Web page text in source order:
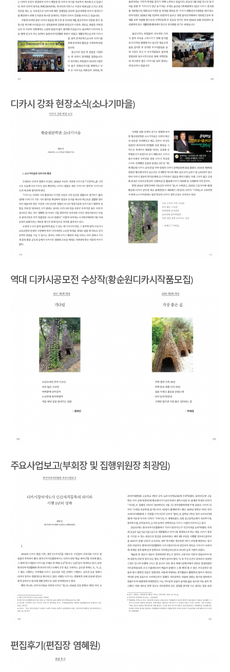
디카시 강좌 현장소식(소나기마을)
역대 디카시공모전 수상작(황순원디카시작품모집)
주요사업보고(부회장 및 집행위원장 최광임)
편집후기(편집장 염혜원)